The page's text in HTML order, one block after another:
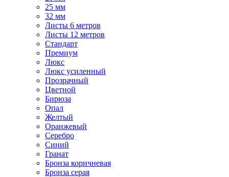
25 мм
32 мм
Листы 6 метров
Листы 12 метров
Стандарт
Премиум
Люкс
Люкс усиленный
Прозрачный
Цветной
Бирюза
Опал
Желтый
Оранжевый
Серебро
Синий
Гранат
Бронза коричневая
Бронза серая